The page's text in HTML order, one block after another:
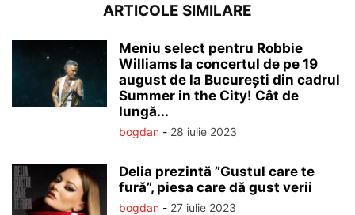
ARTICOLE SIMILARE
Meniu select pentru Robbie
Williams la concertul de pe 19
august de la București din cadrul
Summer in the City! Cât de
lungă...
bogdan - 28 iulie 2023
Delia prezintă ”Gustul care te
fură”, piesa care dă gust verii
bogdan - 27 iulie 2023